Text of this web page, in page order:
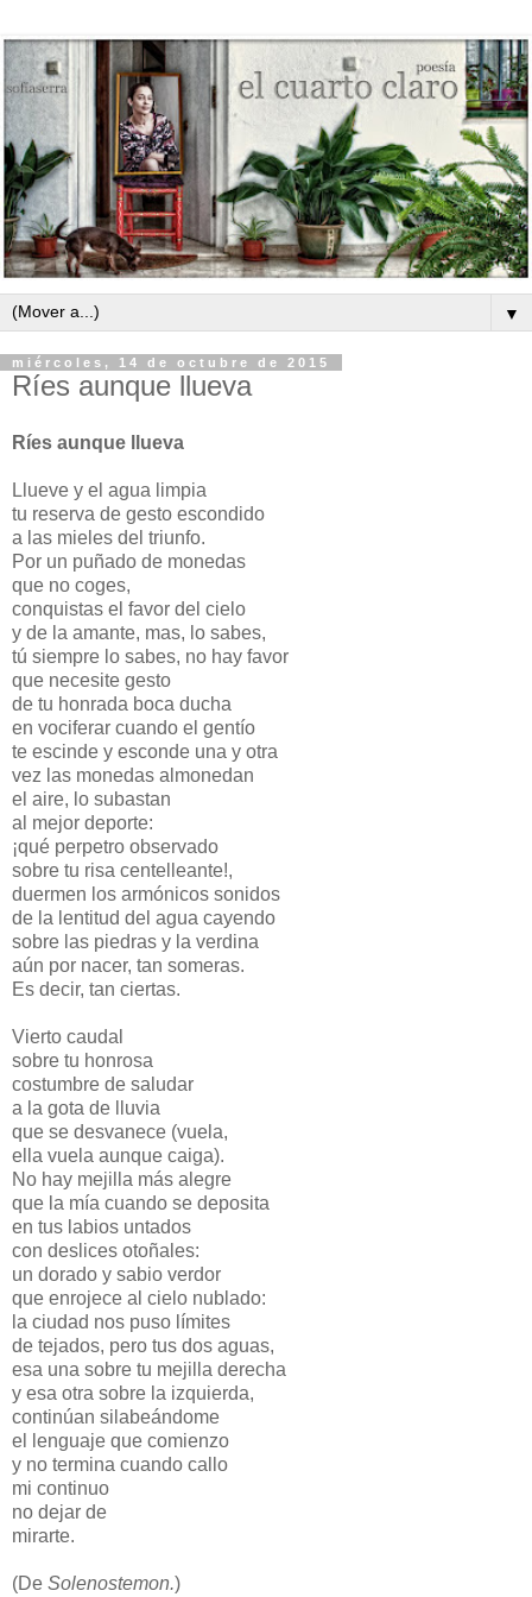
▼
miércoles, 14 de octubre de 2015
Ríes aunque llueva
Ríes aunque llueva
Llueve y el agua limpia
tu reserva de gesto escondido
a las mieles del triunfo.
Por un puñado de monedas
que no coges,
conquistas el favor del cielo
y de la amante, mas, lo sabes,
tú siempre lo sabes, no hay favor
que necesite gesto
de tu honrada boca ducha
en vociferar cuando el gentío
te escinde y esconde una y otra
vez las monedas almonedan
el aire, lo subastan
al mejor deporte:
¡qué perpetro observado
sobre tu risa centelleante!,
duermen los armónicos sonidos
de la lentitud del agua cayendo
sobre las piedras y la verdina
aún por nacer, tan someras.
Es decir, tan ciertas.
Vierto caudal
sobre tu honrosa
costumbre de saludar
a la gota de lluvia
que se desvanece (vuela,
ella vuela aunque caiga).
No hay mejilla más alegre
que la mía cuando se deposita
en tus labios untados
con deslices otoñales:
un dorado y sabio verdor
que enrojece al cielo nublado:
la ciudad nos puso límites
de tejados, pero tus dos aguas,
esa una sobre tu mejilla derecha
y esa otra sobre la izquierda,
continúan silabeándome
el lenguaje que comienzo
y no termina cuando callo
mi continuo
no dejar de
mirarte.
(De Solenostemon.)